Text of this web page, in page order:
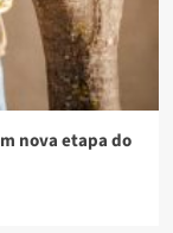
nova etapa do